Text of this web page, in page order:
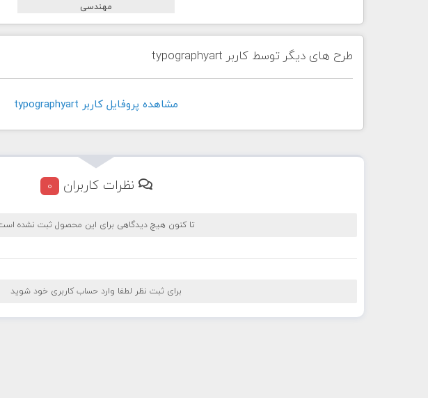
طرح های دیگر توسط کاربر typographyart
مشاهده پروفايل کاربر typographyart
نظرات کاربران 0
تا کنون هیچ دیدگاهی برای این محصول ثبت نشده
برای ثبت نظر لطفا وارد حساب کاربری خود شوید